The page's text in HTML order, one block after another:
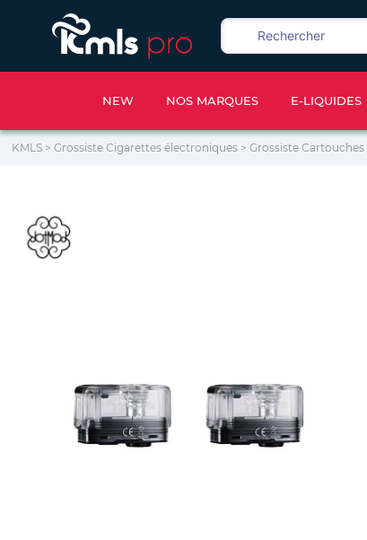
NEW NOS MARQUES E-LIQUIDES
KMLS > Grossiste Cigarettes électroniques > Grossiste Cartouches